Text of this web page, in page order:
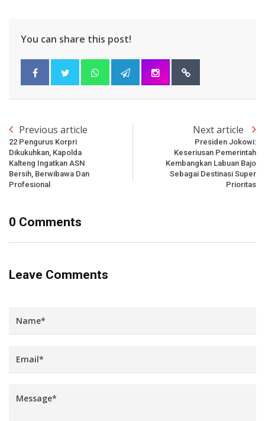
You can share this post!
Previous article
22 Pengurus Korpri
Dikukuhkan, Kapolda
Kalteng Ingatkan ASN
Bersih, Berwibawa Dan
Profesional
Next article
Presiden Jokowi:
Keseriusan Pemerintah
Kembangkan Labuan Bajo
Sebagai Destinasi Super
Prioritas
0 Comments
Leave Comments